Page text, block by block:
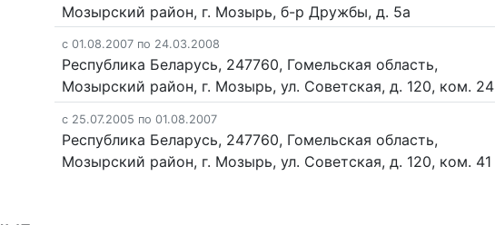
Мозырский район, г. Мозырь, б-р Дружбы, д. 5а
c 01.08.2007 по 24.03.2008
Республика Беларусь, 247760, Гомельская область,
Мозырский район, г. Мозырь, ул. Советская, д. 120, ком. 24
c 25.07.2005 по 01.08.2007
Республика Беларусь, 247760, Гомельская область,
Мозырский район, г. Мозырь, ул. Советская, д. 120, ком. 41